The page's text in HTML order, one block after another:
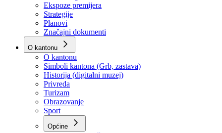
Vlada
Poslovnik
Program rada Vlade
Ekspoze premijera
Strategije
Planovi
Značajni dokumenti
O kantonu
O kantonu
Simboli kantona (Grb, zastava)
Historija (digitalni muzej)
Privreda
Turizam
Obrazovanje